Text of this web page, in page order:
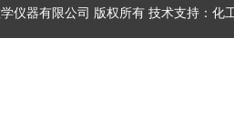
仪器有限公司 版权所有 技术支持： 化